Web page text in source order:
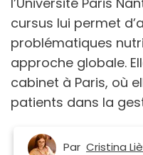
cursus lui permet
problématiques
approche globale.
cabinet à Paris, où
patients dans la
Par Cristina